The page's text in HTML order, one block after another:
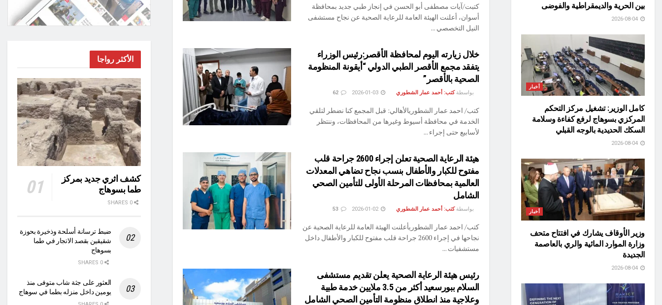
كتبت/آيات مصطفى أبو الحسن في إنجاز طبي جديد بمحافظة
أسوان، أعلنت الهيئة العامة للرعاية الصحية عن نجاح مستشفى
النيل التخصصي ...
خلال زيارته اليوم لمحافظة الأقصر:رئيس الوزراء
يتفقد مجمع الأقصر الطبي الدولي “أيقونة المنظومة
الصحية بالأقصر”
بواسطة كتب: أحمد عمار الشطوري
كتب/ احمد عمار الشطوريالأهالي: قبل المجمع كنا نضطر لتلقي
الخدمة في محافظة أسيوط وغيرها من المحافظات، وننتظر
لأسابيع حتى إجراء ...
هيئة الرعاية الصحية تعلن إجراء 2600 جراحة قلب
مفتوح للكبار والأطفال بنسب نجاح تضاهي المعدلات
العالمية بمحافظات المرحلة الأولى للتأمين الصحي
الشامل
بواسطة كتب: أحمد عمار الشطوري 2026-01-02
كتب/ احمد عمار الشطوريأعلنت الهيئة العامة للرعاية الصحية عن
نجاحها في إجراء 2600 جراحة قلب مفتوح للكبار والأطفال داخل
مستشفيات ...
رئيس هيئة الرعاية الصحية يعلن تقديم مستشفى
السلام ببورسعيد أكثر من 3.5 ملايين خدمة طبية
وعلاجية منذ انطلاق منظومة التأمين الصحي الشامل
بين الحرية والديمقراطية والفوضى
أخبار
كامل الوزير: تشغيل مركز التحكم
المركزي بسوهاج لرفع كفاءة وسلامة
السكك الحديدية بالوجه القبلي
أخبار
وزير الأوقاف يشارك في افتتاح متحف
وزارة الموارد المائية والري بالعاصمة
الجديدة
الأكثر رواجا
كشف اثري جديد بمركز
طما بسوهاج
ضبط ترسانة أسلحة وذخيرة بحوزة
شقيقين بقصد الاتجار في طما
بسوهاج
العثور على جثة شاب متوفى منذ
يومين داخل منزله بطما في سوهاج